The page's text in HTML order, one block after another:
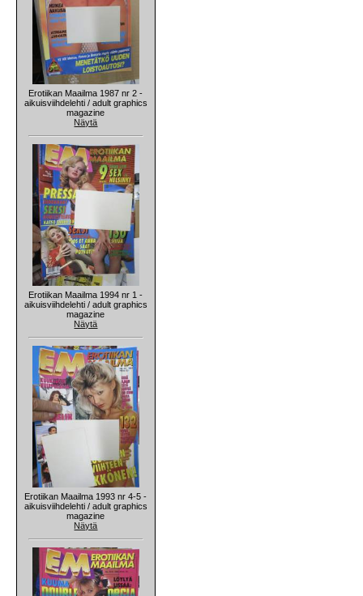
Erotiikan Maailma 1987 nr 2 -
aikuisviihdelehti / adult graphics
magazine
Näytä
Erotiikan Maailma 1994 nr 1 -
aikuisviihdelehti / adult graphics
magazine
Näytä
Erotiikan Maailma 1993 nr 4-5 -
aikuisviihdelehti / adult graphics
magazine
Näytä